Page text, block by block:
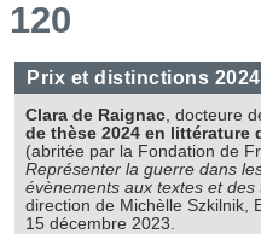
120
Prix et distinctions 2024
Clara de Raignac, docteure
de thèse 2024 en littérature
(abritée par la Fondation de
Représenter la guerre dans
évènements aux textes et des
direction de Michèlle Szkilnik,
15 décembre 2023.